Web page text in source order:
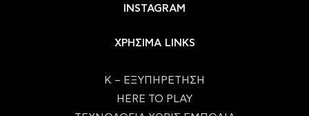
INSTAGRAM
ΧΡΗΣΙΜΑ LINKS
Κ – ΕΞΥΠΗΡΕΤΗΣΗ
HERE TO PLAY